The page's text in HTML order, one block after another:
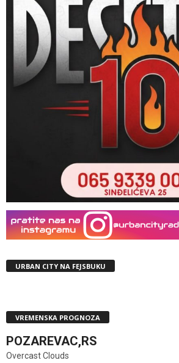
URBAN CITY NA FEJSBUKU
VREMENSKA PROGNOZA
POZAREVAC,RS
Overcast Clouds